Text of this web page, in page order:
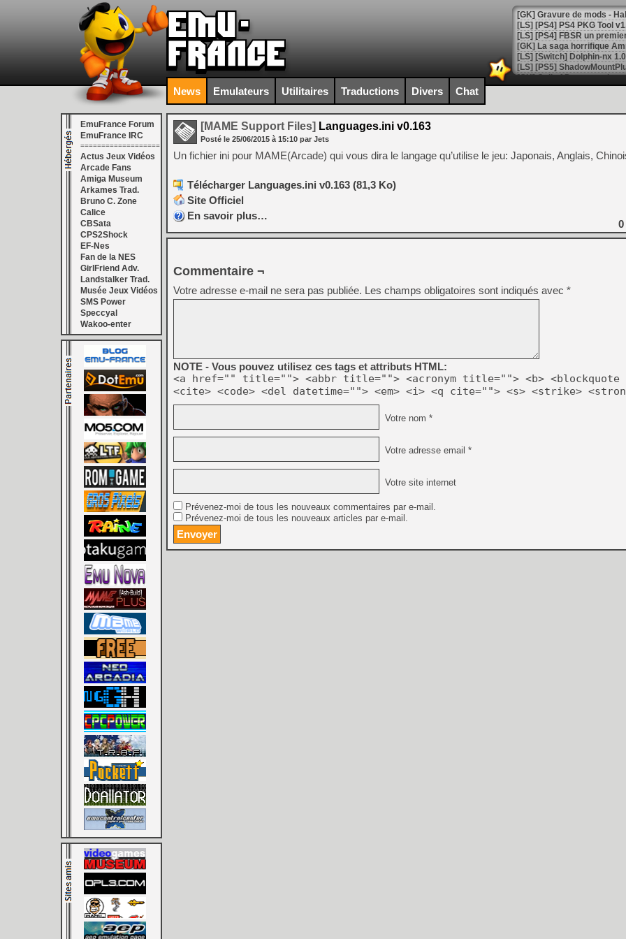
[GK] La saga horrifique
[GK] Le portage de Super
[Mo5] Le jeu de course
[GK] Guillermo del Toro
[GK] Mistfall Hunter : déjà
[GK] Wo Long 2 évolue
[GK] Crossfire : un TPS à
[LS] [PS5] Premiers
[Mo5] DOOM arrive en
[GK] Bethesda fête les 30
[GK] Roblox : l'action en
[GK] Agenda - GeForce
[LS] [PS5] ps5-y2jb-
[GK] Pourquoi Marvel
[GK] Test : Restory : Chill
[GK] GTA 6 : Rockstar
[GK] Hot Wheels Infinite
[GK] Mémoire cash -
[GK] Résultats Nintendo :
[GK] Déjà des
[Mo5] Brickboy cherche à
[GK] Minecraft et ses «
[GK] Beast of
News Emulateurs Utilitaires Traductions Divers Chat
EmuFrance Forum
EmuFrance IRC
===================
Actus Jeux Vidéos
Arcade Fans
Amiga Museum
Arkames Trad.
Bruno C. Zone
Calice
CBSata
CPS2Shock
EF-Nes
Fan de la NES
GirlFriend Adv.
Landstalker Trad.
Musée Jeux Vidéos
SMS Power
Speccyal
Wakoo-enter
[MAME Support Files] Languages.ini v0.163
Posté le 25/06/2015 à 15:10 par Jets
Un fichier ini pour MAME(Arcade) qui vous dira le langage qu’utilise le jeu: Japonais, Anglais,
Télécharger Languages.ini v0.163 (81,3 Ko)
Site Officiel
En savoir plus…
0
Commentaire ¬
Votre adresse e-mail ne sera pas publiée. Les champs obligatoires sont indiqués avec *
NOTE - Vous pouvez utilisez ces tags et attributs HTML:
<a href="" title=""> <abbr title=""> <acronym title=""> <b> <blockquote
<cite> <code> <del datetime=""> <em> <i> <q cite=""> <s> <strike>
Votre nom *
Votre adresse email *
Votre site internet
Prévenez-moi de tous les nouveaux commentaires par e-mail.
Prévenez-moi de tous les nouveaux articles par e-mail.